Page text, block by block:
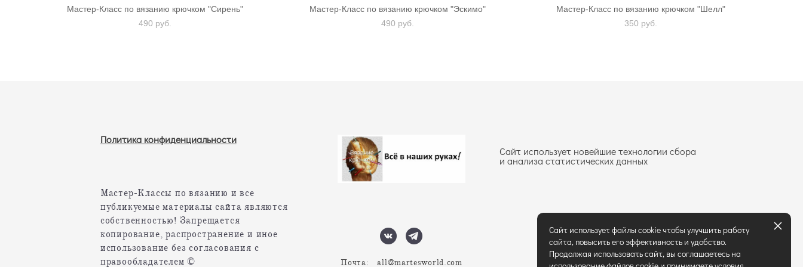
Мастер-Класс по вязанию крючком "Сирень"
490 pуб.
Мастер-Класс по вязанию крючком "Эскимо"
490 pуб.
Мастер-Класс по вязанию крючком "Шелл"
350 pуб.
Политика конфиденциальности
Мастер-Классы по вязанию и все
публикуемые материалы сайта являются
собственностью! Запрещается
копирование, распространение и иное
использование без согласования с
правообладателем ©
Почта: all@martesworld.com
Сайт использует новейшие технологии сбора
и анализа статистических данных
Сайт использует файлы cookie чтобы улучшить работу
сайта, повысить его эффективность и удобство.
Продолжая использовать сайт, вы соглашаетесь на